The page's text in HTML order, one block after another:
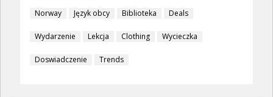
Norway Język obcy Biblioteka Deals
Wydarzenie Lekcja Clothing Wycieczka
Doswiadczenie Trends